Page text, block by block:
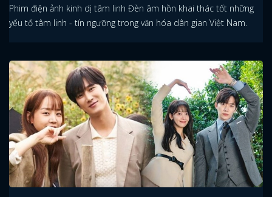
Phim điện ảnh kinh dị tâm linh Đèn âm hồn khai thác tốt những
yếu tố tâm linh - tín ngưỡng trong văn hóa dân gian Việt Nam.